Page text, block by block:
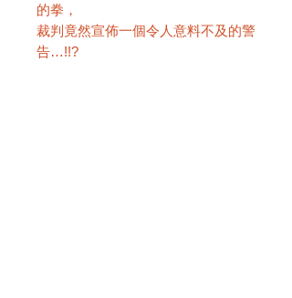
的拳，
裁判竟然宣佈一個令人意料不及的警
告…!!?